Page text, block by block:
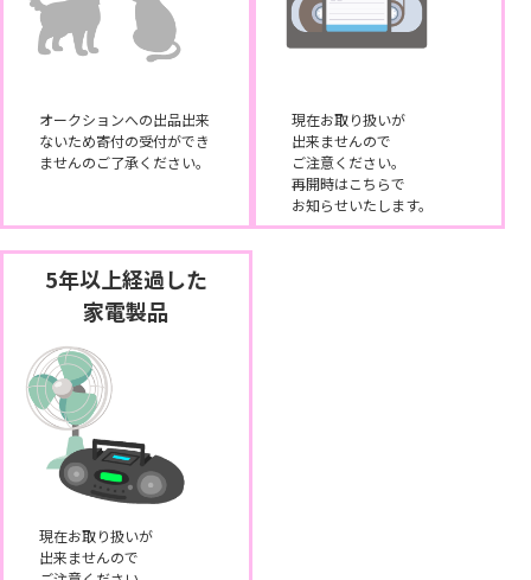
オークションへの出品出来
ないため寄付の受付ができ
ませんのご了承ください。
現在お取り扱いが
出来ませんので
ご注意ください。
再開時はこちらで
お知らせいたします。
5年以上経過した
家電製品
現在お取り扱いが
出来ませんので